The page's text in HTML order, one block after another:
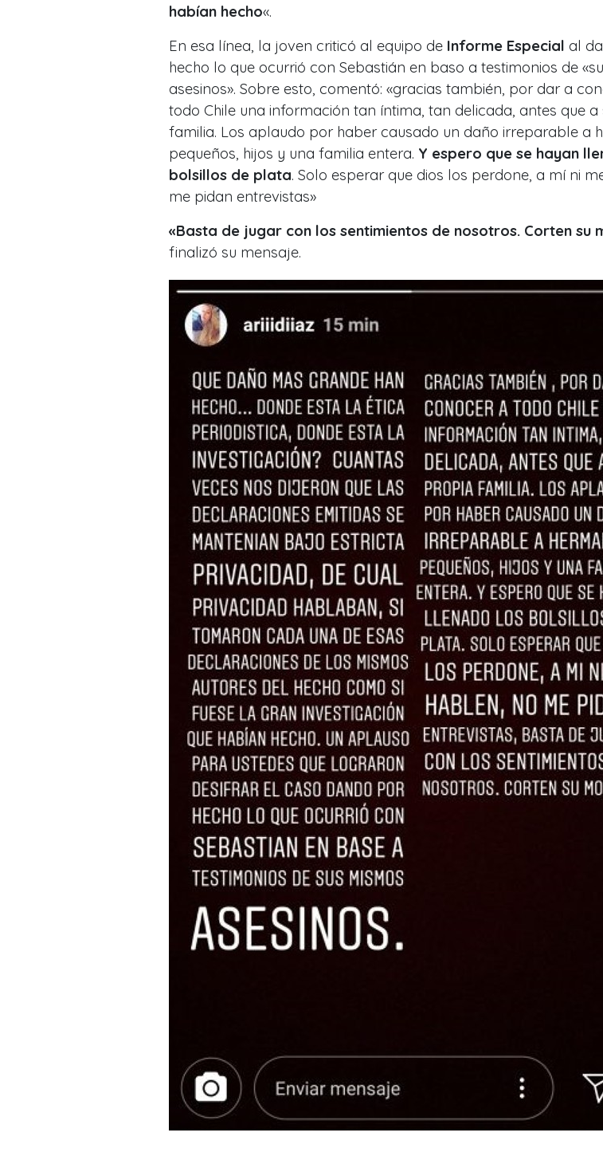
habían hecho«.
En esa línea, la joven criticó al equipo de Informe Especial al
hecho lo que ocurrió con Sebastián en baso a testimonios de
asesinos». Sobre esto, comentó: «gracias también, por dar a
todo Chile una información tan íntima, tan delicada, antes que a
familia. Los aplaudo por haber causado un daño irreparable a
pequeños, hijos y una familia entera. Y espero que se hayan
bolsillos de plata. Solo esperar que dios los perdone, a mí ni
me pidan entrevistas»
«Basta de jugar con los sentimientos de nosotros. Corten su
finalizó su mensaje.